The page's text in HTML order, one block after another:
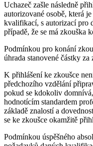
Uchazeč zašle následně
autorizované osobě, která
kvalifikací, s autorizací pro
případě, že se má zkouška
Podmínkou pro konání
úhrada stanovené částky za
K přihlášení ke zkoušce
předchozího vzdělání
pokud se kdokoliv
hodnotícím standardem
základě znalostí a
se ke zkoušce okamžitě
Podmínkou úspěšného